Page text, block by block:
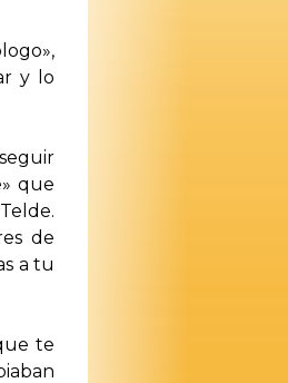
y lo
que
de
a tu
te